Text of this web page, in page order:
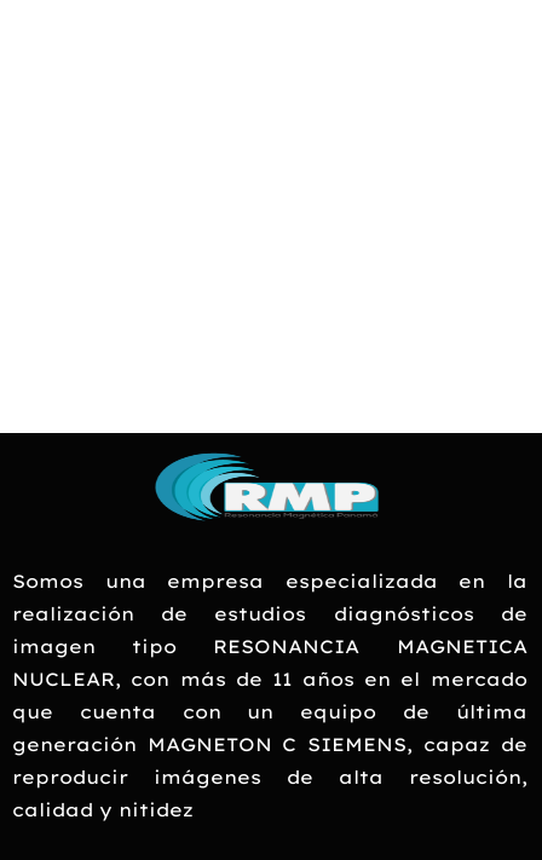
Somos una empresa especializada en la
realización de estudios diagnósticos de
imagen tipo RESONANCIA MAGNETICA
NUCLEAR, con más de 11 años en el mercado
que cuenta con un equipo de última
generación MAGNETON C SIEMENS, capaz de
reproducir imágenes de alta resolución,
calidad y nitidez